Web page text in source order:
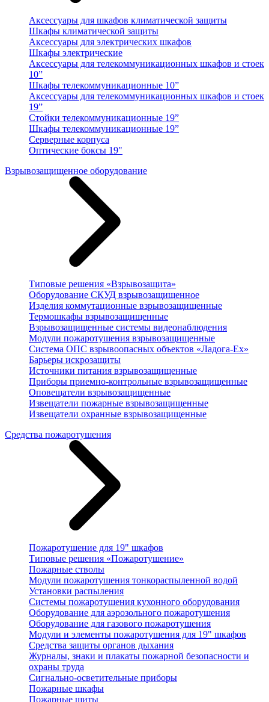
Аксессуары для шкафов климатической защиты
Шкафы климатической защиты
Аксессуары для электрических шкафов
Шкафы электрические
Аксессуары для телекоммуникационных шкафов и стоек
10”
Шкафы телекоммуникационные 10”
Аксессуары для телекоммуникационных шкафов и стоек
19”
Стойки телекоммуникационные 19”
Шкафы телекоммуникационные 19”
Серверные корпуса
Оптические боксы 19"
Взрывозащищенное оборудование
Типовые решения «Взрывозащита»
Оборудование СКУД взрывозащищенное
Изделия коммутационные взрывозащищенные
Термошкафы взрывозащищенные
Взрывозащищенные системы видеонаблюдения
Модули пожаротушения взрывозащищенные
Система ОПС взрывоопасных объектов «Ладога-Ex»
Барьеры искрозащиты
Источники питания взрывозащищенные
Приборы приемно-контрольные взрывозащищенные
Оповещатели взрывозащищенные
Извещатели пожарные взрывозащищенные
Извещатели охранные взрывозащищенные
Средства пожаротушения
Пожаротушение для 19" шкафов
Типовые решения «Пожаротушение»
Пожарные стволы
Модули пожаротушения тонкораспыленной водой
Установки распыления
Системы пожаротушения кухонного оборудования
Оборудование для аэрозольного пожаротушения
Оборудование для газового пожаротушения
Модули и элементы пожаротушения для 19" шкафов
Средства защиты органов дыхания
Журналы, знаки и плакаты пожарной безопасности и
охраны труда
Сигнально-осветительные приборы
Пожарные шкафы
Пожарные щиты